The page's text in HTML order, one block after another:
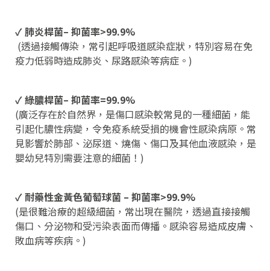
✓ 肺炎桿菌– 抑菌率>99.9%
(透過接觸傳染，常引起呼吸道感染症狀，特別容易在免
疫力低弱時造成肺炎、尿路感染等病症。)
✓ 綠膿桿菌– 抑菌率=99.9%
(廣泛存在於自然界，是傷口感染較常見的一種細菌，能
引起化膿性病變，令免疫系統受損的機會性感染病原。常
見影響於肺部、泌尿道、燒傷、傷口及其他血液感染，是
嬰幼兒特別需要注意的細菌！)
✓ 耐藥性金黃色葡萄球菌 – 抑菌率>99.9%
(是很難治療的超級細菌，常出現在醫院，透過直接接觸
傷口、分泌物和受污染表面而傳播。感染容易造成皮膚、
敗血病等疾病。)